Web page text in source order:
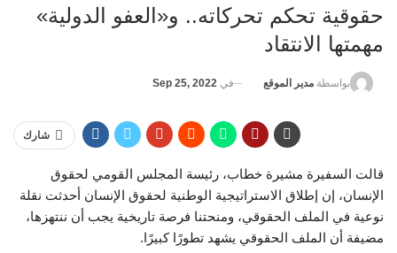
حقوقية تحكم تحركاته.. و«العفو الدولية»
مهمتها الانتقاد
بواسطة مدير الموقع في Sep 25, 2022
شارك
قالت السفيرة مشيرة خطاب، رئيسة المجلس القومي لحقوق
الإنسان، إن إطلاق الاستراتيجية الوطنية لحقوق الإنسان أحدثت نقلة
نوعية في الملف الحقوقي، ومنحتنا فرصة تاريخية يجب أن ننتهزها،
مضيفة أن الملف الحقوقي يشهد تطورًا كبيرًا.